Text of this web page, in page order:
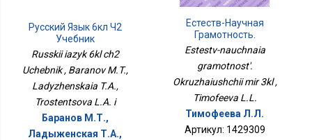
Русский Язык 6кл Ч2
Учебник
Russkii iazyk 6kl ch2
Uchebnik , Baranov M.T.,
Ladyzhenskaia T.A.,
Trostentsova L.A. i
Баранов М.Т.,
Ладыженская Т.А.,
Естеств-Научная
Грамотность.
Окружающий Мир 3кл
Estestv-nauchnaia
gramotnost'.
Okruzhaiushchii mir 3kl ,
Timofeeva L.L.
Тимофеева Л.Л.
Артикул: 1429309